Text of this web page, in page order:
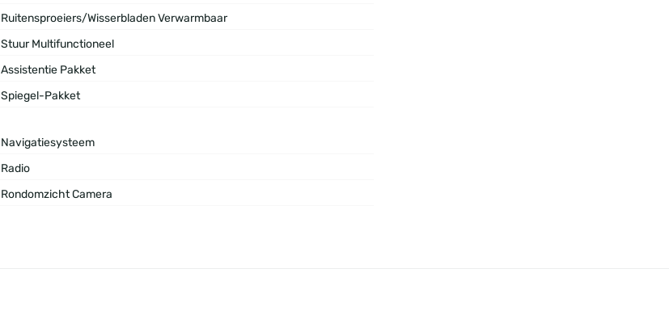
Ruitensproeiers/wisserbladen Verwarmbaar
Stuur Multifunctioneel
Assistentie Pakket
Spiegel-Pakket
Navigatiesysteem
Radio
Rondomzicht Camera